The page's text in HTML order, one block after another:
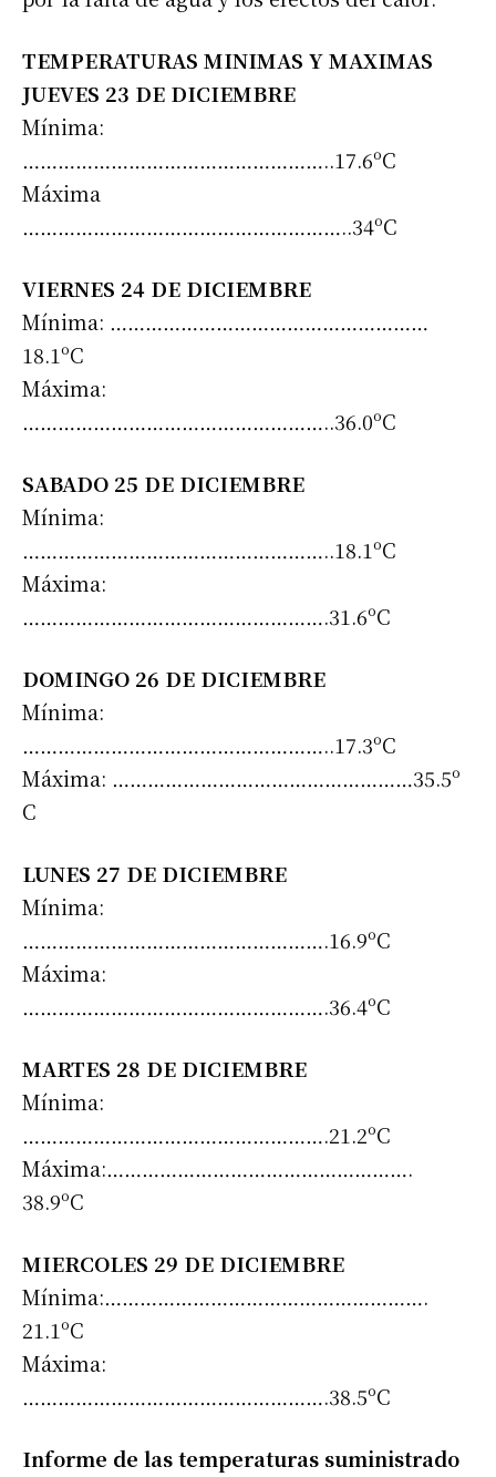
Suscribirme gratis
Dirección de correo electrónico
TEMPERATURAS MINIMAS Y MAXIMAS
JUEVES 23 DE DICIEMBRE
Mínima:
……………………………………………..17.6ºC
Máxima
………………………………………………..34ºC
VIERNES 24 DE DICIEMBRE
Mínima: ………………………………………………
18.1ºC
Máxima:
……………………………………………..36.0ºC
SABADO 25 DE DICIEMBRE
Mínima:
……………………………………………..18.1ºC
Máxima:
…………………………………………….31.6ºC
DOMINGO 26 DE DICIEMBRE
Mínima:
……………………………………………..17.3ºC
Máxima: ……………………………………………35.5º
C
LUNES 27 DE DICIEMBRE
Mínima:
…………………………………………….16.9ºC
Máxima:
…………………………………………….36.4ºC
MARTES 28 DE DICIEMBRE
Mínima:
…………………………………………….21.2ºC
Máxima:…………………………………………….
38.9ºC
MIERCOLES 29 DE DICIEMBRE
Mínima:……………………………………………….
21.1ºC
Máxima:
…………………………………………….38.5ºC
Informe de las temperaturas suministrado